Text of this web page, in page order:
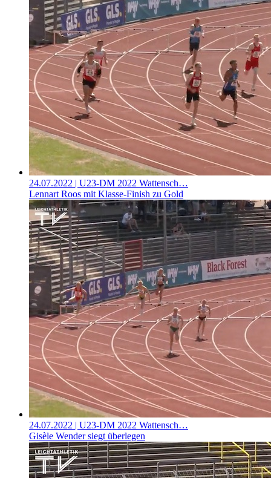
24.07.2022 | U23-DM 2022 Wattensch…
Lennart Roos mit Klasse-Finish zu Gold
24.07.2022 | U23-DM 2022 Wattensch…
Gisèle Wender siegt überlegen